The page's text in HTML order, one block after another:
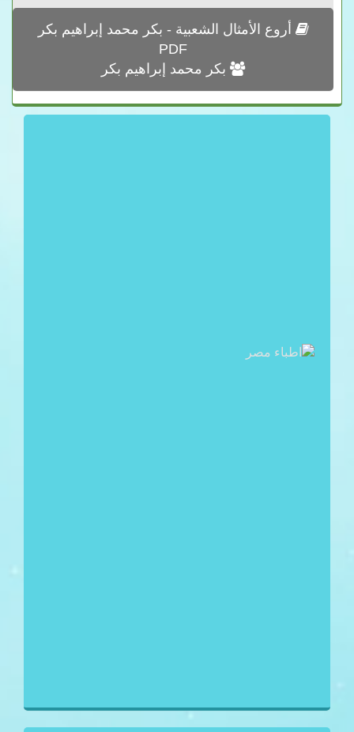
أروع الأمثال الشعبية - بكر محمد إبراهيم بكر
PDF
بكر محمد إبراهيم بكر